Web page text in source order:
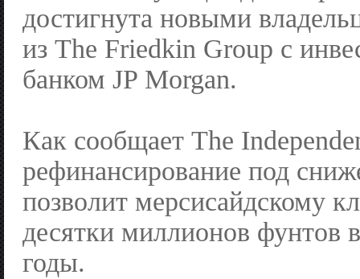
достигнута новыми
из The Friedkin Group с
банком JP Morgan.
Как сообщает The
рефинансирование под
позволит мерсисайдскому
десятки миллионов фунтов
годы.